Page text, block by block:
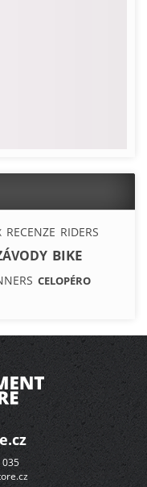
RECENZE RIDERS
BIKE
CELOPÉRO
035